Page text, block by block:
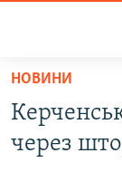
Перейти
основного
матеріалу
Перейти
ВОДА.КРИМ
ВІДЕО ТА
НОВИНИ
через